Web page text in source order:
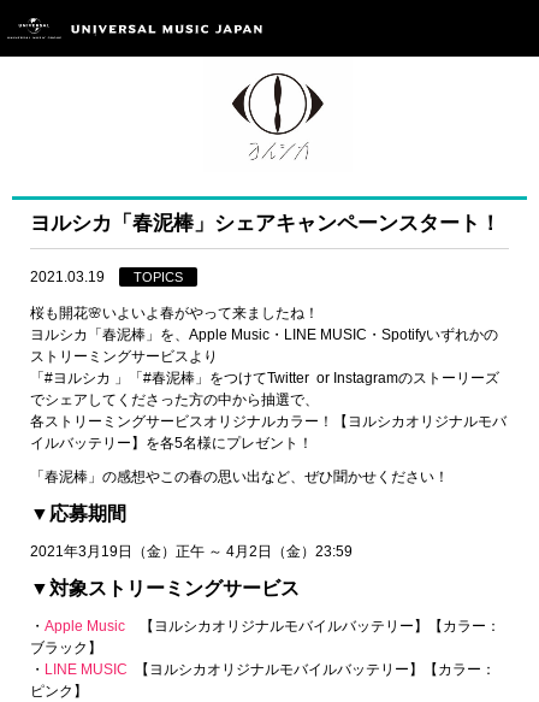
ヨルシカ「春泥棒」シェアキャンペーンスタート！
2021.03.19 TOPICS
桜も開花🌸いよいよ春がやって来ましたね！
ヨルシカ「春泥棒」を、Apple Music・LINE MUSIC・Spotifyいずれかの
ストリーミングサービスより
「#ヨルシカ 」「#春泥棒」をつけてTwitter or Instagramのストーリーズ
でシェアしてくださった方の中から抽選で、
各ストリーミングサービスオリジナルカラー！【ヨルシカオリジナルモバ
イルバッテリー】を各5名様にプレゼント！
「春泥棒」の感想やこの春の思い出など、ぜひ聞かせください！
▼応募期間
2021年3月19日（金）正午 ～ 4月2日（金）23:59
▼対象ストリーミングサービス
・ Apple Music 【ヨルシカオリジナルモバイルバッテリー】【カラー：
ブラック】
・ LINE MUSIC 【ヨルシカオリジナルモバイルバッテリー】【カラー：
ピンク】